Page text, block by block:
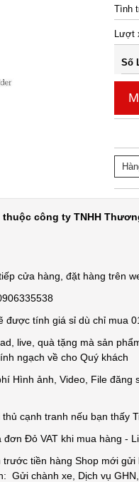
Tình
Lượt
Số
công ty TNHH
cửa hàng, đặt hàng trên
được tính giá sỉ dù chỉ mua
live, quà tặng mà sản
ngạch về cho Quý khách
Hình ảnh, Video, File
cạnh tranh nếu bạn thấy
Đỏ VAT khi mua hàng -
tiền hàng Shop mới gửi
Gửi chành xe, Dịch vụ